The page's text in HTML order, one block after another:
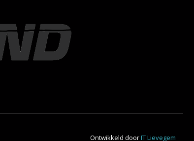
Ontwikkeld doorIT Lievegem